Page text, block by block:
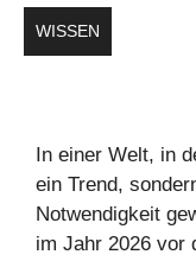
WISSEN
In einer Welt, in
ein Trend,
Notwendigkeit
im Jahr 2026 vor